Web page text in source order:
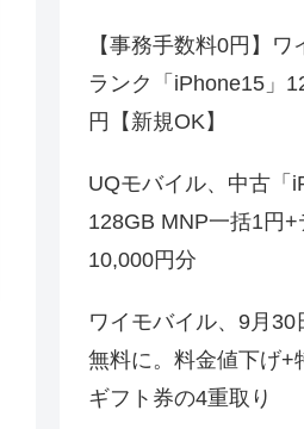
【事務手数料0円】
ランク「iPhone15」
円【新規OK】
UQモバイル、中古「
128GB MNP一括1円+
10,000円分
ワイモバイル、9月
無料に。料金値下げ+
ギフト券の4重取り